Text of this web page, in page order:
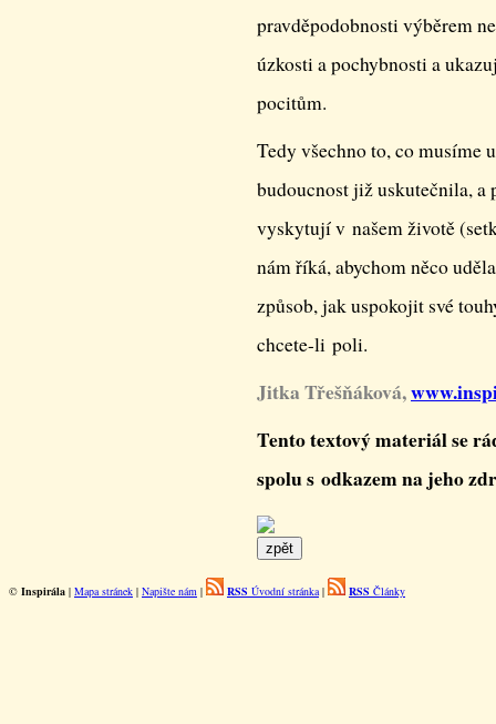
pravděpodobnosti výběrem
úzkosti a pochybnosti a
pocitům.
Tedy všechno to, co musíme
budoucnost již uskutečnila, a
vyskytují v našem životě
nám říká, abychom něco
způsob, jak uspokojit své
chcete-li poli.
Jitka Třešňáková,
Tento textový materiál se
spolu s odkazem na jeho
© Inspirála | Mapa stránek | Napište nám | RSS Úvodní stránka| RSS Články